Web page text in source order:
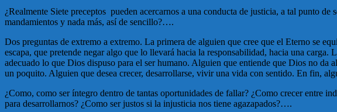
¿Realmente Siete preceptos pueden acercarnos a una conducta de justicia, a tal punto
mandamientos y nada más, así de sencillo?….
Dos preguntas de extremo a extremo. La primera de alguien que cree que el Eterno se
escapa, que pretende negar algo que lo llevará hacia la responsabilidad, hacia una
adecuado lo que Dios dispuso para el ser humano. Alguien que entiende que Dios no da
un poquito. Alguien que desea crecer, desarrollarse, vivir una vida con sentido. En fin,
¿Como, como ser íntegro dentro de tantas oportunidades de fallar? ¿Como crecer entre
para desarrollarnos? ¿Como ser justos si la injusticia nos tiene agazapados?….